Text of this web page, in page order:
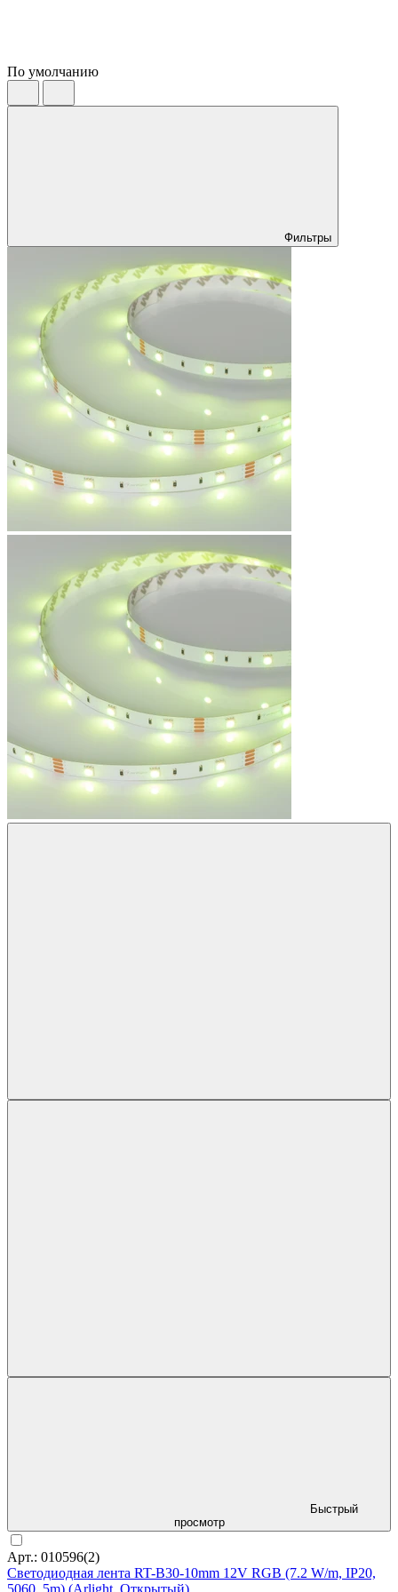
По умолчанию
Фильтры
Быстрый
просмотр
Арт.: 010596(2)
Светодиодная лента RT-B30-10mm 12V RGB (7.2 W/m, IP20,
5060, 5m) (Arlight, Открытый)